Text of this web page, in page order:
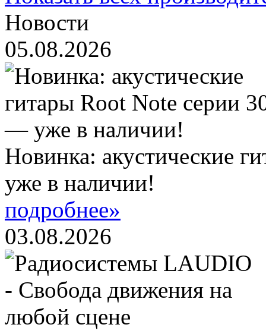
Новости
05.08.2026
Новинка: акустические
уже в наличии!
подробнее»
03.08.2026